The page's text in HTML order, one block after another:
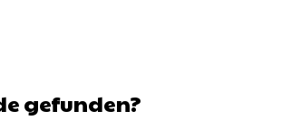
gefunden?